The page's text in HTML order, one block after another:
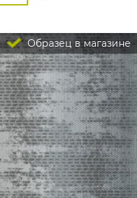
Образец в магазине